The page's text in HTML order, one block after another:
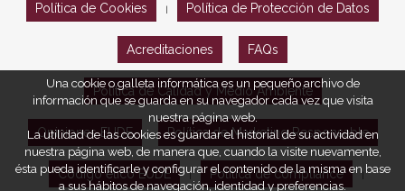
Política de Cookies Política de Protección de Datos
Acreditaciones FAQs
Política de Calidad y Medio Ambiente
Opiniones EUDE Política de Marketing Responsable
Código ético EUDE | Política de compliance |
Una cookie o galleta informática es un pequeño archivo de
información que se guarda en su navegador cada vez que visita
nuestra página web.
La utilidad de las cookies es guardar el historial de su actividad en
nuestra página web, de manera que, cuando la visite nuevamente,
ésta pueda identificarle y configurar el contenido de la misma en base
a sus hábitos de navegación, identidad y preferencias.